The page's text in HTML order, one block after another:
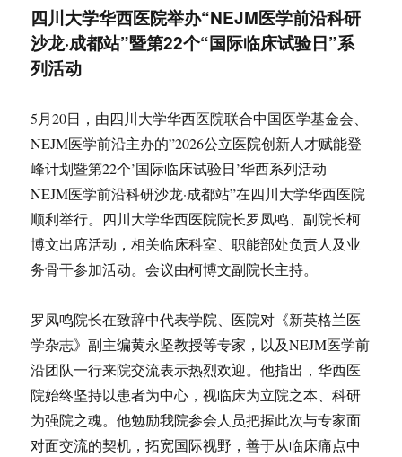
四川大学华西医院举办“NEJM医学前沿科研
沙龙·成都站”暨第22个“国际临床试验日”系
列活动
5月20日，由四川大学华西医院联合中国医学基金会、
NEJM医学前沿主办的”2026公立医院创新人才赋能登
峰计划暨第22个’国际临床试验日’华西系列活动——
NEJM医学前沿科研沙龙·成都站”在四川大学华西医院
顺利举行。四川大学华西医院院长罗凤鸣、副院长柯
博文出席活动，相关临床科室、职能部处负责人及业
务骨干参加活动。会议由柯博文副院长主持。
罗凤鸣院长在致辞中代表学院、医院对《新英格兰医
学杂志》副主编黄永坚教授等专家，以及NEJM医学前
沿团队一行来院交流表示热烈欢迎。他指出，华西医
院始终坚持以患者为中心，视临床为立院之本、科研
为强院之魂。他勉励我院参会人员把握此次与专家面
对面交流的契机，拓宽国际视野，善于从临床痛点中